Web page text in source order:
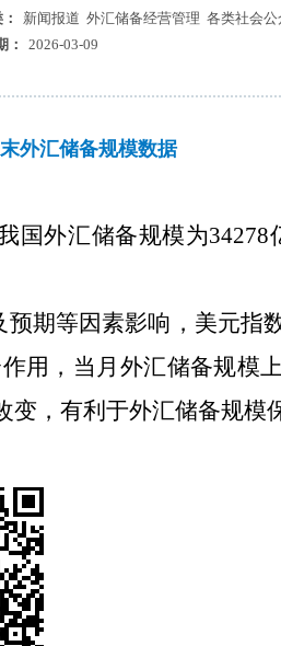
新闻报道 外汇储备经营管理 各类社会公
：
2026-03-09
外汇储备规模数据
国外汇储备规模为
期等因素影响，美元指
用，当月外汇储备规模
，有利于外汇储备规模